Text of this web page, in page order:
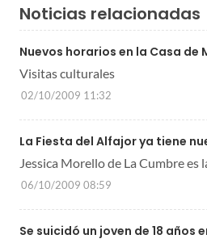
Noticias relacionadas
Nuevos horarios en la Casa de
Visitas culturales
02/10/2009 11:32
La Fiesta del Alfajor ya tiene
Jessica Morello de La Cumbre es
06/10/2009 08:59
Se suicidó un joven de 18 años